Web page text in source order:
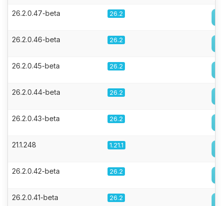
26.2.0.47-beta 26.2
26.2.0.46-beta 26.2
26.2.0.45-beta 26.2
26.2.0.44-beta 26.2
26.2.0.43-beta 26.2
21.1.248 1.21.1
26.2.0.42-beta 26.2
26.2.0.41-beta 26.2